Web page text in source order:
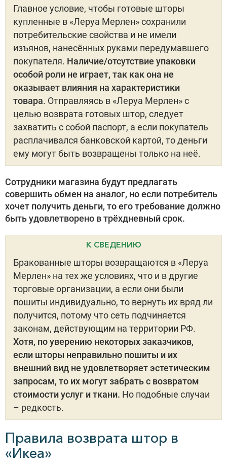
Главное условие, чтобы готовые шторы
купленные в «Леруа Мерлен» сохранили
потребительские свойства и не имели
изъянов, нанесённых руками передумавшего
покупателя. Наличие/отсутствие упаковки
особой роли не играет, так как она не
оказывает влияния на характеристики
товара. Отправляясь в «Леруа Мерлен» с
целью возврата готовых штор, следует
захватить с собой паспорт, а если покупатель
расплачивался банковской картой, то деньги
ему могут быть возвращены только на неё.
Сотрудники магазина будут предлагать
совершить обмен на аналог, но если потребитель
хочет получить деньги, то его требование должно
быть удовлетворено в трёхдневный срок.
К СВЕДЕНИЮ
Бракованные шторы возвращаются в «Леруа
Мерлен» на тех же условиях, что и в другие
торговые организации, а если они были
пошиты индивидуально, то вернуть их вряд ли
получится, потому что сеть подчиняется
законам, действующим на территории РФ.
Хотя, по уверению некоторых заказчиков,
если шторы неправильно пошиты и их
внешний вид не удовлетворяет эстетическим
запросам, то их могут забрать с возвратом
стоимости услуг и ткани. Но подобные случаи
– редкость.
Правила возврата штор в
«Икеа»